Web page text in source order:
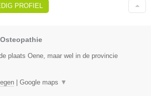
PROFIEL
plaats Oene, maar wel in de provincie
Google maps ▼